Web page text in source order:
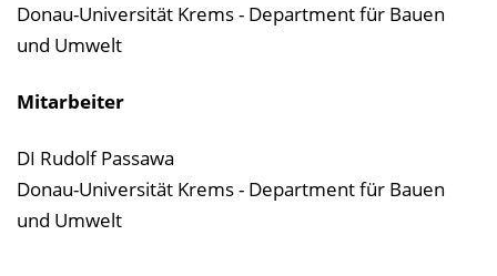
Donau-Universität Krems - Department für Bauen
und Umwelt
Mitarbeiter
DI Rudolf Passawa
Donau-Universität Krems - Department für Bauen
und Umwelt